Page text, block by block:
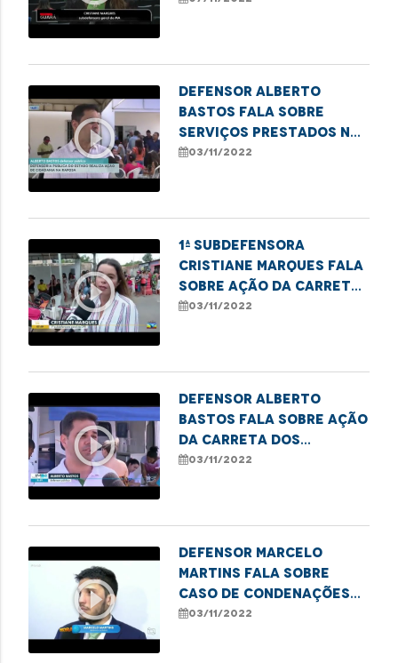
play_circle_outline
Defensor Alberto
Bastos fala sobre
serviços prestados na
ação da carreta dos
03/11/2022
play_circle_outline
1ª Subdefensora
Cristiane Marques fala
sobre ação da carreta
dos direitos na Raposa
03/11/2022
play_circle_outline
Defensor Alberto
Bastos fala sobre ação
da carreta dos
direitos na Raposa
03/11/2022
play_circle_outline
Defensor Marcelo
Martins fala sobre
caso de condenações
por assassinato em
03/11/2022